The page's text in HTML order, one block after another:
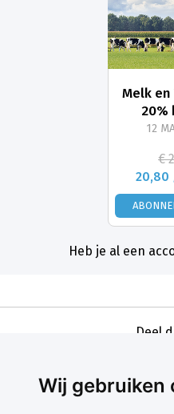
Wij gebruiken
Melk en
20%
12
€
20,80
Heb je al een
Deel